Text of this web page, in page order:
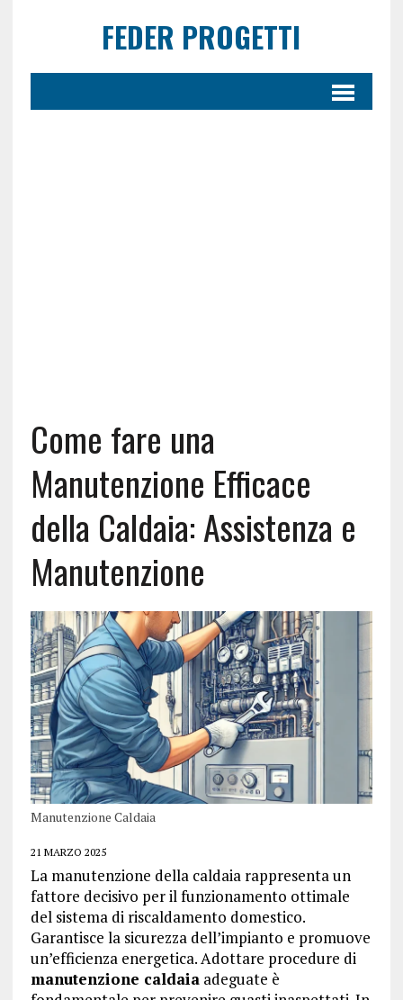
FEDER PROGETTI
Come fare una
Manutenzione Efficace
della Caldaia: Assistenza e
Manutenzione
Manutenzione Caldaia
21 MARZO 2025
La manutenzione della caldaia rappresenta un
fattore decisivo per il funzionamento ottimale
del sistema di riscaldamento domestico.
Garantisce la sicurezza dell’impianto e promuove
un’efficienza energetica. Adottare procedure di
manutenzione caldaiaadeguate è